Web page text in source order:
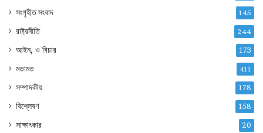
সংগৃহীত সংবাদ 145
রাষ্ট্রনীতি 244
আইন, ও বিচার 173
মতামত 411
সম্পাদকীয় 178
বিশ্লেষণ 158
সাক্ষাৎকার 20